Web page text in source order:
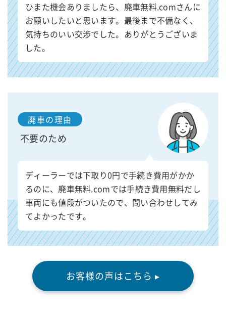
ひまた機会ありましたら、廃車無料.comさんに
お願いしたいと思います。最後まで不備なく、
気持ちのいい交渉でした。ありがとうございま
した。
廃車の理由
不要のため
ディーラーでは下取り0円で手続き費用がかか
るのに、廃車無料.comでは手続き費用無料だし
車両にも値段がついたので、問い合わせしてみ
てよかったです。
お客様の声はこちら ▸